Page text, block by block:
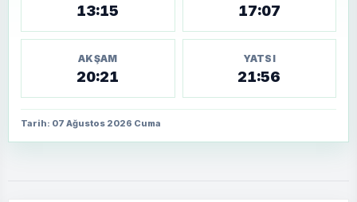
13:15 17:07
AKŞAM
20:21
YATSI
21:56
Tarih: 07 Ağustos 2026 Cuma